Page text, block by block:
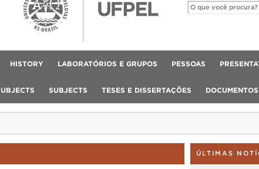
HISTORY LABORATÓRIOS E GRUPOS PESSOAS
SUBJECTS TESES E DISSERTAÇÕES DOCUMENTOS
ÚLTIMAS